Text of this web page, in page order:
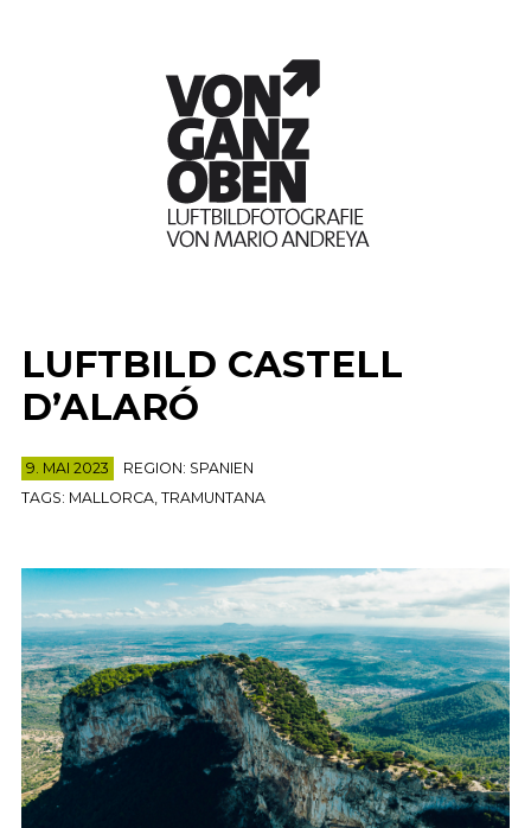
LUFTBILD CASTELL
D’ALARÓ
9. MAI 2023 REGION: SPANIEN
TAGS: MALLORCA, TRAMUNTANA